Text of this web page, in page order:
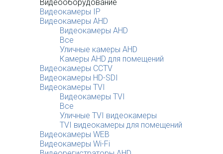
Видеооборудование
Видеокамеры IP
Видеокамеры AHD
Видеокамеры AHD
Все
Уличные камеры AHD
Камеры AHD для помещений
Видеокамеры CCTV
Видеокамеры HD-SDI
Видеокамеры TVI
Видеокамеры TVI
Все
Уличные TVI видеокамеры
TVI видеокамеры для помещений
Видеокамеры WEB
Видеокамеры Wi-Fi